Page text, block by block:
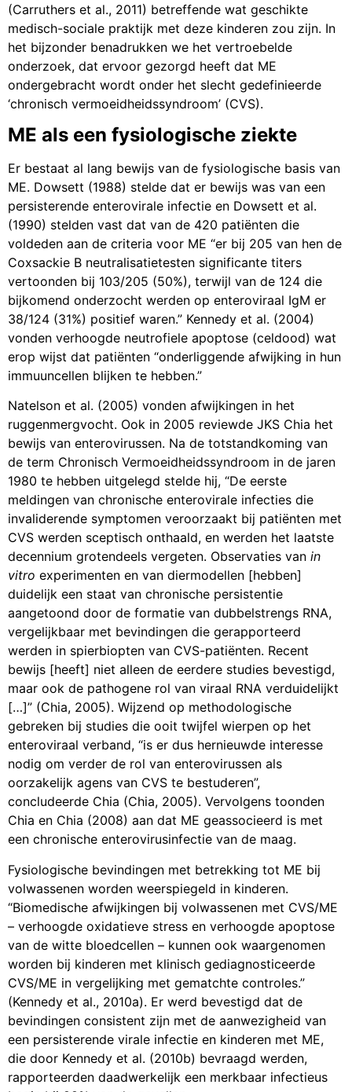
(Carruthers et al., 2011) betreffende wat geschikte
medisch-sociale praktijk met deze kinderen zou zijn. In
het bijzonder benadrukken we het vertroebelde
onderzoek, dat ervoor gezorgd heeft dat ME
ondergebracht wordt onder het slecht gedefinieerde
‘chronisch vermoeidheidssyndroom’ (CVS).
ME als een fysiologische ziekte
Er bestaat al lang bewijs van de fysiologische basis van
ME. Dowsett (1988) stelde dat er bewijs was van een
persisterende enterovirale infectie en Dowsett et al.
(1990) stelden vast dat van de 420 patiënten die
voldeden aan de criteria voor ME “er bij 205 van hen de
Coxsackie B neutralisatietesten significante titers
vertoonden bij 103/205 (50%), terwijl van de 124 die
bijkomend onderzocht werden op enteroviraal IgM er
38/124 (31%) positief waren.” Kennedy et al. (2004)
vonden verhoogde neutrofiele apoptose (celdood) wat
erop wijst dat patiënten “onderliggende afwijking in hun
immuuncellen blijken te hebben.”
Natelson et al. (2005) vonden afwijkingen in het
ruggenmergvocht. Ook in 2005 reviewde JKS Chia het
bewijs van enterovirussen. Na de totstandkoming van
de term Chronisch Vermoeidheidssyndroom in de jaren
1980 te hebben uitgelegd stelde hij, “De eerste
meldingen van chronische enterovirale infecties die
invaliderende symptomen veroorzaakt bij patiënten met
CVS werden sceptisch onthaald, en werden het laatste
decennium grotendeels vergeten. Observaties van in
vitro experimenten en van diermodellen [hebben]
duidelijk een staat van chronische persistentie
aangetoond door de formatie van dubbelstrengs RNA,
vergelijkbaar met bevindingen die gerapporteerd
werden in spierbiopten van CVS-patiënten. Recent
bewijs [heeft] niet alleen de eerdere studies bevestigd,
maar ook de pathogene rol van viraal RNA verduidelijkt
[…]” (Chia, 2005). Wijzend op methodologische
gebreken bij studies die ooit twijfel wierpen op het
enteroviraal verband, “is er dus hernieuwde interesse
nodig om verder de rol van enterovirussen als
oorzakelijk agens van CVS te bestuderen”,
concludeerde Chia (Chia, 2005). Vervolgens toonden
Chia en Chia (2008) aan dat ME geassocieerd is met
een chronische enterovirusinfectie van de maag.
Fysiologische bevindingen met betrekking tot ME bij
volwassenen worden weerspiegeld in kinderen.
“Biomedische afwijkingen bij volwassenen met CVS/ME
– verhoogde oxidatieve stress en verhoogde apoptose
van de witte bloedcellen – kunnen ook waargenomen
worden bij kinderen met klinisch gediagnosticeerde
CVS/ME in vergelijking met gematchte controles.”
(Kennedy et al., 2010a). Er werd bevestigd dat de
bevindingen consistent zijn met de aanwezigheid van
een persisterende virale infectie en kinderen met ME,
die door Kennedy et al. (2010b) bevraagd werden,
rapporteerden daadwerkelijk een merkbaar infectieus